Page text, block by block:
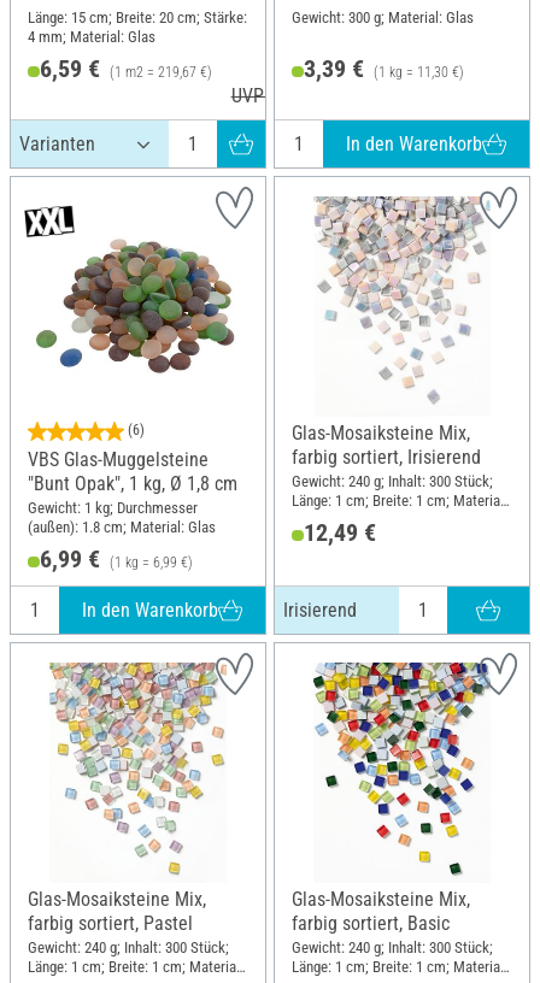
Länge: 15 cm; Breite: 20 cm; Stärke:
4 mm; Material: Glas
6,59 € (1 m2 = 219,67 €)
UVP 7,49 €
Gewicht: 300 g; Material: Glas
3,39 € (1 kg = 11,30 €)
In den Warenkorb
(6)
VBS Glas-Muggelsteine
"Bunt Opak", 1 kg, Ø 1,8 cm
Gewicht: 1 kg; Durchmesser
(außen): 1.8 cm; Material: Glas
6,99 € (1 kg = 6,99 €)
In den Warenkorb
Glas-Mosaiksteine Mix,
farbig sortiert, Irisierend
Gewicht: 240 g; Inhalt: 300 Stück;
Länge: 1 cm; Breite: 1 cm; Material:
12,49 €
Irisierend
Glas-Mosaiksteine Mix,
farbig sortiert, Pastel
Gewicht: 240 g; Inhalt: 300 Stück;
Länge: 1 cm; Breite: 1 cm; Material:
Glas-Mosaiksteine Mix,
farbig sortiert, Basic
Gewicht: 240 g; Inhalt: 300 Stück;
Länge: 1 cm; Breite: 1 cm; Material: